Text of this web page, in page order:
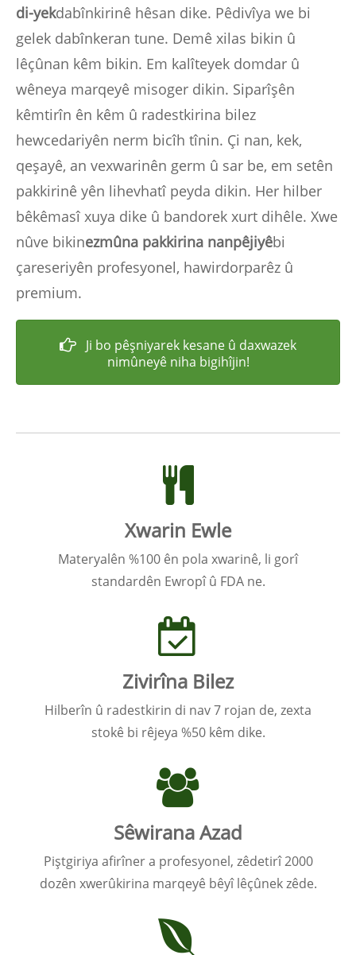
di-yekdabînkirinê hêsan dike. Pêdivîya we bi
gelek dabînkeran tune. Demê xilas bikin û
lêçûnan kêm bikin. Em kalîteyek domdar û
wêneya marqeyê misoger dikin. Siparîşên
kêmtirîn ên kêm û radestkirina bilez
hewcedariyên nerm bicîh tînin. Çi nan, kek,
qeşayê, an vexwarinên germ û sar be, em setên
pakkirinê yên lihevhatî peyda dikin. Her hilber
bêkêmasî xuya dike û bandorek xurt dihêle. Xwe
nûve bikinezmûna pakkirina nanpêjiyêbi
çareseriyên profesyonel, hawirdorparêz û
premium.
Ji bo pêşniyarek kesane û daxwazek
nimûneyê niha bigihîjin!
Xwarin Ewle
Materyalên %100 ên pola xwarinê, li gorî
standardên Ewropî û FDA ne.
Zivirîna Bilez
Hilberîn û radestkirin di nav 7 rojan de, zexta
stokê bi rêjeya %50 kêm dike.
Sêwirana Azad
Piştgiriya afirîner a profesyonel, zêdetirî 2000
dozên xwerûkirina marqeyê bêyî lêçûnek zêde.